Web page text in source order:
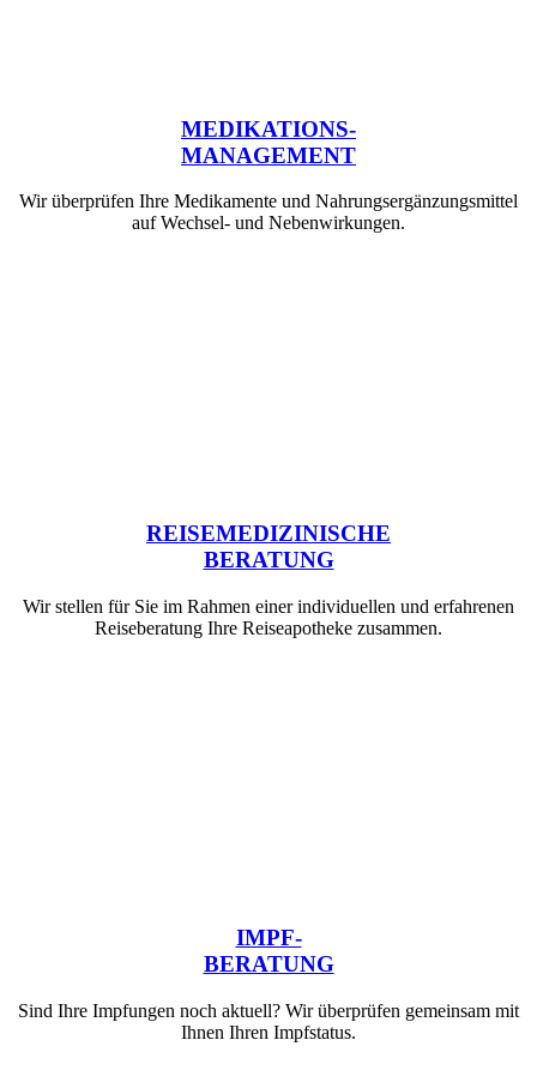
MEDIKATIONS-
MANAGEMENT
Wir überprüfen Ihre Medikamente und Nahrungsergänzungsmittel
auf Wechsel- und Nebenwirkungen.
REISEMEDIZINISCHE
BERATUNG
Wir stellen für Sie im Rahmen einer individuellen und erfahrenen
Reiseberatung Ihre Reiseapotheke zusammen.
IMPF-
BERATUNG
Sind Ihre Impfungen noch aktuell? Wir überprüfen gemeinsam mit
Ihnen Ihren Impfstatus.